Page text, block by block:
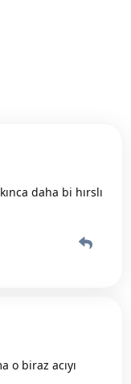
daha bi hırslı
o biraz acıyı